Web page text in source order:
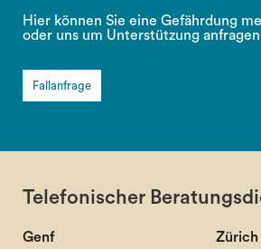
Hier können Sie eine Gefährdung
oder uns um Unterstützung anfragen
Fallanfrage
Telefonischer
Genf Zürich